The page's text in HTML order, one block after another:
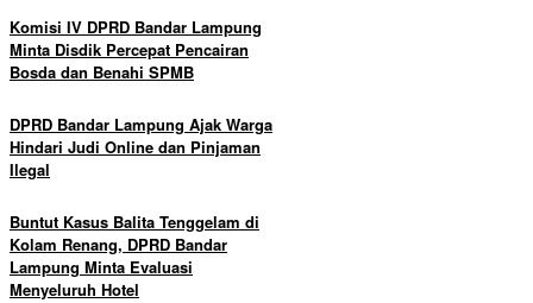
Komisi IV DPRD Bandar Lampung
Minta Disdik Percepat Pencairan
Bosda dan Benahi SPMB
DPRD Bandar Lampung Ajak Warga
Hindari Judi Online dan Pinjaman
Ilegal
Buntut Kasus Balita Tenggelam di
Kolam Renang, DPRD Bandar
Lampung Minta Evaluasi
Menyeluruh Hotel